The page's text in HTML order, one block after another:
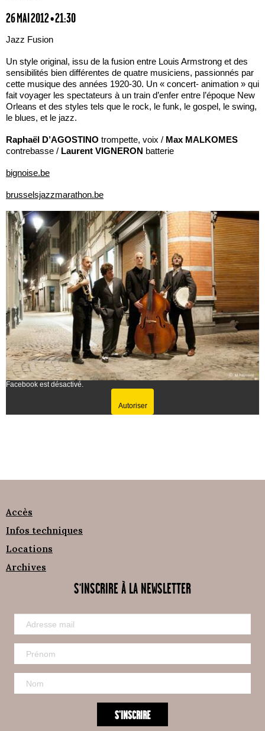
26 MAI 2012 • 21:30
Jazz Fusion
Un style original, issu de la fusion entre Louis Armstrong et des
sensibilités bien différentes de quatre musiciens, passionnés par
cette musique des années 1920-30. Un « concert- animation » qui
fait voyager les spectateurs à un train d’enfer entre l’époque New
Orleans et des styles tels que le rock, le funk, le gospel, le swing,
le blues, et le jazz.
Raphaël D’AGOSTINO trompette, voix / Max MALKOMES
contrebasse / Laurent VIGNERON batterie
bignoise.be
brusselsjazzmarathon.be
Facebook est désactivé.
Autoriser
Accès
Infos techniques
Locations
Archives
S'INSCRIRE À LA NEWSLETTER